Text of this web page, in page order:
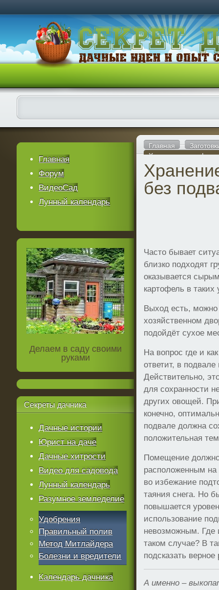
Главная
Хранение
без
Часто бывает
близко подходят
оказывается
картофель в таких
Выход есть,
хозяйственном
подойдёт сухое
На вопрос где и
ответит, в
Действительно,
для сохранности
других овощей.
конечно,
подвале должна
положительная
Помещение
расположенным на
во избежание
таяния снега. Но
повышается
использование
невозможным. Где
таком случае? В
подсказать
А именно –
Главная
Форум
ВидеоСад
Лунный календарь
Делаем в саду своими
руками
Секреты дачника
Дачные истории
Юрист на даче
Дачные хитрости
Видео для садовода
Лунный календарь
Разумное земледелие
Удобрения
Правильный полив
Метод Митлайдера
Болезни и вредители
Календарь дачника